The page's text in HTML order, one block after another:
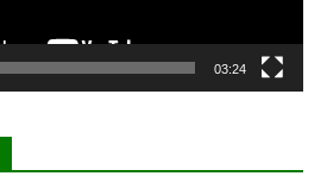
03:24